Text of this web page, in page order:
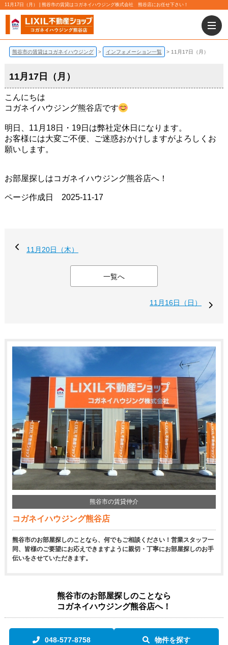
11月17日（月） | 熊谷市の賃貸はコガネイハウジング株式会社 熊谷店にお任せ下さい！
熊谷市の賃貸はコガネイハウジング インフォメーション一覧 11月17日（月）
11月17日（月）
こんにちは
コガネイハウジング熊谷店です
明日、11月18日・19日は弊社定休日になります。
お客様には大変ご不便、ご迷惑おかけしますがよろしくお
願いします。
お部屋探しはコガネイハウジング熊谷店へ！
ページ作成日 2025-11-17
11月20日（木）
一覧へ
11月16日（日）
熊谷市の賃貸仲介
コガネイハウジング熊谷店
熊谷市のお部屋探しのことなら、何でもご相談ください！営業スタッフ一
同、皆様のご要望にお応えできますように親切・丁寧にお部屋探しのお手
伝いをさせていただきます。
熊谷市のお部屋探しのことなら
コガネイハウジング熊谷店へ！
048-577-8758 物件を探す